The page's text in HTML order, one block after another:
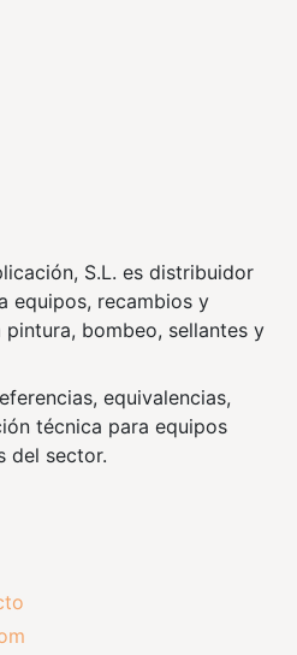
S.L. es distribuidor
equipos, recambios y
bombeo, sellantes y
equivalencias,
técnica para equipos
del sector.